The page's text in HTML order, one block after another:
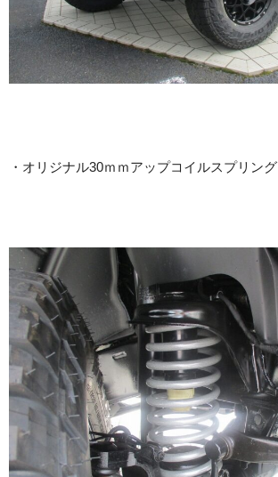
・オリジナル30ｍｍアップコイルスプリング